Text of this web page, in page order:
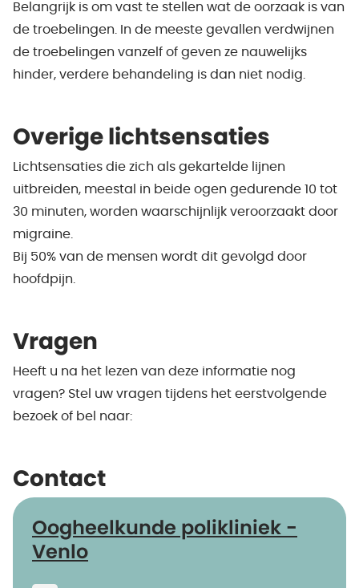
Belangrijk is om vast te stellen wat de oorzaak is van
de troebelingen. In de meeste gevallen verdwijnen
de troebelingen vanzelf of geven ze nauwelijks
hinder, verdere behandeling is dan niet nodig.
Overige lichtsensaties
Lichtsensaties die zich als gekartelde lijnen
uitbreiden, meestal in beide ogen gedurende 10 tot
30 minuten, worden waarschijnlijk veroorzaakt door
migraine.
Bij 50% van de mensen wordt dit gevolgd door
hoofdpijn.
Vragen
Heeft u na het lezen van deze informatie nog
vragen? Stel uw vragen tijdens het eerstvolgende
bezoek of bel naar:
Contact
Oogheelkunde polikliniek -
Venlo